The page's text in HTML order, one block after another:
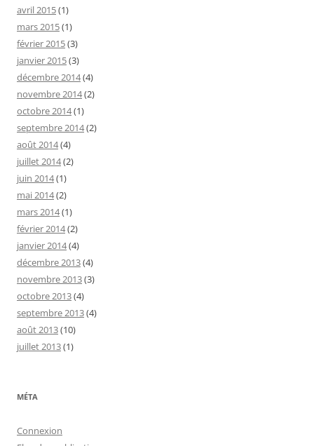
avril 2015(1)
mars 2015(1)
février 2015(3)
janvier 2015(3)
décembre 2014(4)
novembre 2014(2)
octobre 2014(1)
septembre 2014(2)
août 2014(4)
juillet 2014(2)
juin 2014(1)
mai 2014(2)
mars 2014(1)
février 2014(2)
janvier 2014(4)
décembre 2013(4)
novembre 2013(3)
octobre 2013(4)
septembre 2013(4)
août 2013(10)
juillet 2013(1)
MÉTA
Connexion